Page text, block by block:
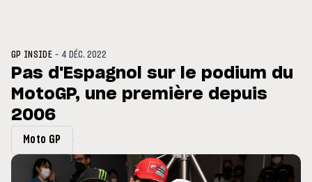
: Horaires et
du GP de Grande-
MOTO GP
GP INSIDE - 4 DÉC. 2022
Pas d'Espagnol sur le podium du
MotoGP, une première depuis
2006
Moto GP